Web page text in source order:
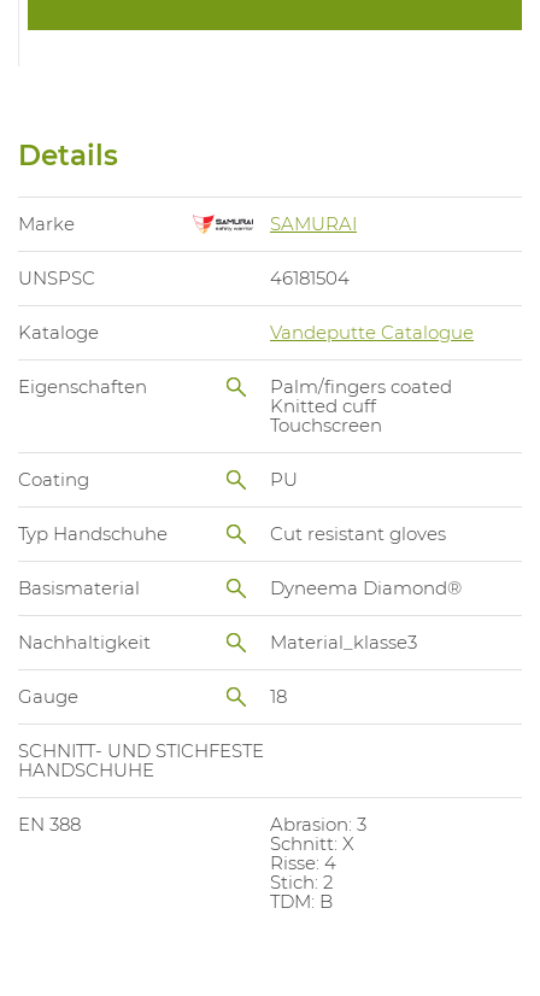
Details
Marke SAMURAI
UNSPSC 46181504
Kataloge Vandeputte Catalogue
Eigenschaften
Palm/fingers coated
Knitted cuff
Touchscreen
Coating PU
Typ Handschuhe Cut resistant gloves
Basismaterial Dyneema Diamond®
Nachhaltigkeit Material_klasse3
Gauge 18
SCHNITT- UND STICHFESTE
HANDSCHUHE
EN 388
Abrasion: 3
Schnitt: X
Risse: 4
Stich: 2
TDM: B